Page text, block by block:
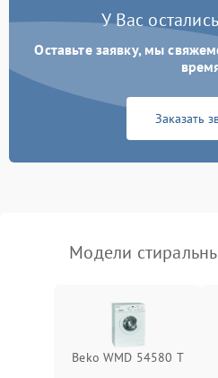
У Вас
Оставьте заявку, мы
Заказать
Модели
Beko WMD 54580 T